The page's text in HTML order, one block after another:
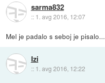
sarma832
:: 1. avg 2016, 12:07
Mel je padalo s seboj je pisalo...
Izi
:: 1. avg 2016, 12:22